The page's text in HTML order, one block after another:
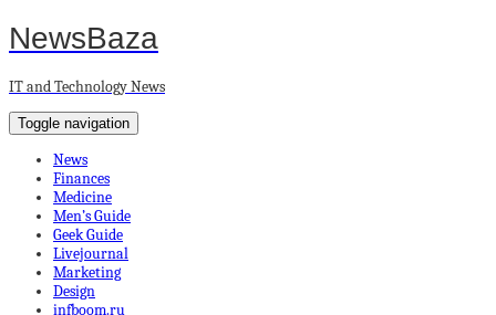
NewsBaza
IT and Technology News
Toggle navigation
News
Finances
Medicine
Men’s Guide
Geek Guide
Livejournal
Marketing
Design
infboom.ru